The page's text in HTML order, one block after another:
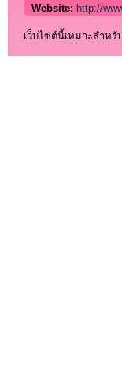
Website: http://
เว็บไซต์นี้เหมาะสำห